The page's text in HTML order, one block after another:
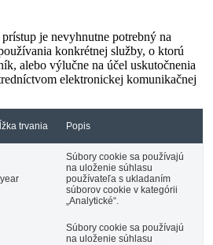
je nevyhnutne potrebný na
konkrétnej služby, o ktorú
alebo výlučne na účel uskutočnenia
elektronickej komunikačnej
trvania Popis
Súbory cookie sa používajú
na uloženie súhlasu
používateľa s ukladaním
súborov cookie v kategórii
„Analytické“.
Súbory cookie sa používajú
na uloženie súhlasu